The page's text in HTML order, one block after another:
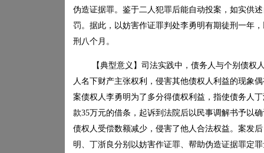
伪造证据罪。鉴于二人犯罪后能自动投案，如实供
罚。据此，以妨害作证罪判处李勇明有期徒刑一年
刑八个月。
【典型意义】司法实践中，债务人与个别债权
人名下财产主张权利，侵害其他债权人利益的现象
案债权人李勇明为了多分得债权利益，指使债务人
款35万元的借条，起诉到法院后以民事调解书予以
债权人受偿数额减少，侵害了他人合法权益。案发
明、丁浙良分别以妨害作证罪、帮助伪造证据罪定